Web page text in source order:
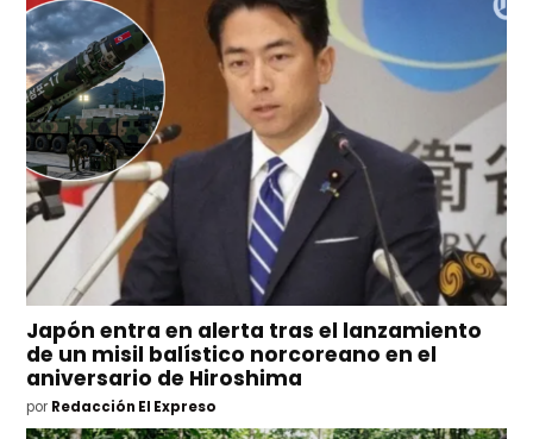
Japón entra en alerta tras el lanzamiento
de un misil balístico norcoreano en el
aniversario de Hiroshima
por Redacción El Expreso